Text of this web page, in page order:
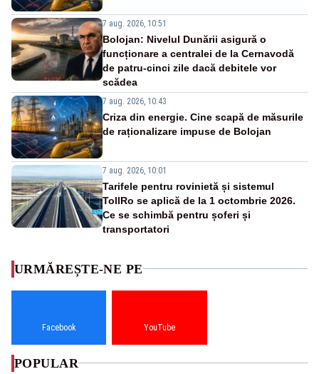
7 aug. 2026, 10:51
Bolojan: Nivelul Dunării asigură o
funcționare a centralei de la Cernavodă
de patru-cinci zile dacă debitele vor
scădea
7 aug. 2026, 10:43
Criza din energie. Cine scapă de măsurile
de raționalizare impuse de Bolojan
7 aug. 2026, 10:01
Tarifele pentru rovinietă și sistemul
TollRo se aplică de la 1 octombrie 2026.
Ce se schimbă pentru șoferi și
transportatori
URMĂREȘTE-NE PE
Facebook YouTube
POPULAR